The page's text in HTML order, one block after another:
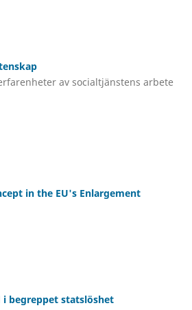
av socialtjänstens arbete
in the EU's Enlargement
begreppet statslöshet